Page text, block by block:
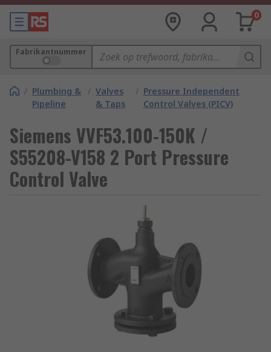
0
Fabrikantnummer
/ Plumbing &
Pipeline
/ Valves
& Taps
/ Pressure Independent
Control Valves (PICV)
Siemens VVF53.100-150K /
S55208-V158 2 Port Pressure
Control Valve